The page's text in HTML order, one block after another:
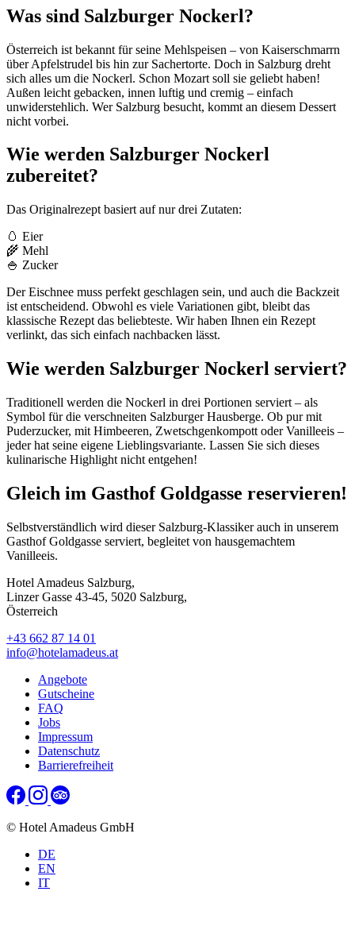
Was sind Salzburger Nockerl?
Österreich ist bekannt für seine Mehlspeisen – von Kaiserschmarrn
über Apfelstrudel bis hin zur Sachertorte. Doch in Salzburg dreht
sich alles um die Nockerl. Schon Mozart soll sie geliebt haben!
Außen leicht gebacken, innen luftig und cremig – einfach
unwiderstehlich. Wer Salzburg besucht, kommt an diesem Dessert
nicht vorbei.
Wie werden Salzburger Nockerl
zubereitet?
Das Originalrezept basiert auf nur drei Zutaten:
🥚 Eier
🌾 Mehl
🍚 Zucker
Der Eischnee muss perfekt geschlagen sein, und auch die Backzeit
ist entscheidend. Obwohl es viele Variationen gibt, bleibt das
klassische Rezept das beliebteste. Wir haben Ihnen ein Rezept
verlinkt, das sich einfach nachbacken lässt.
Wie werden Salzburger Nockerl serviert?
Traditionell werden die Nockerl in drei Portionen serviert – als
Symbol für die verschneiten Salzburger Hausberge. Ob pur mit
Puderzucker, mit Himbeeren, Zwetschgenkompott oder Vanilleeis –
jeder hat seine eigene Lieblingsvariante. Lassen Sie sich dieses
kulinarische Highlight nicht entgehen!
Gleich im Gasthof Goldgasse reservieren!
Selbstverständlich wird dieser Salzburg-Klassiker auch in unserem
Gasthof Goldgasse serviert, begleitet von hausgemachtem
Vanilleeis.
Hotel Amadeus Salzburg,
Linzer Gasse 43-45, 5020 Salzburg,
Österreich
+43 662 87 14 01
info@hotelamadeus.at
Angebote
Gutscheine
FAQ
Jobs
Impressum
Datenschutz
Barrierefreiheit
© Hotel Amadeus GmbH
DE
EN
IT